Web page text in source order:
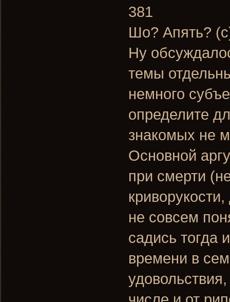
381
Шо? Апять?
Ну
темы
немного
определите
знакомых не
Основной
при смерти
не совсем
садись тогда
времени в